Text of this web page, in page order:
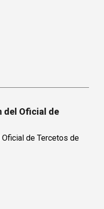
del Oficial de